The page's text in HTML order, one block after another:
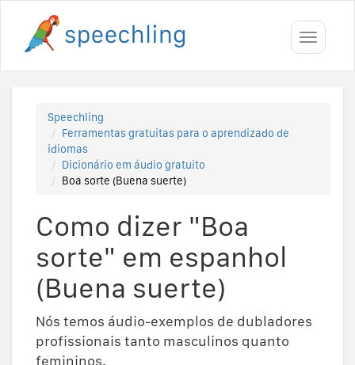
Toggle
Speechling
Ferramentas gratuitas para o aprendizado de
idiomas
Dicionário em áudio gratuito
Boa sorte (Buena suerte)
Como dizer "Boa
sorte" em espanhol
(Buena suerte)
Nós temos áudio-exemplos de dubladores
profissionais tanto masculinos quanto
femininos.